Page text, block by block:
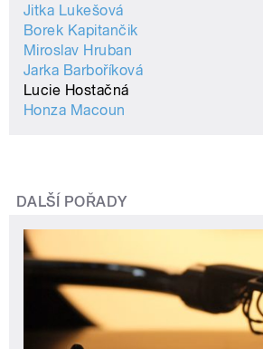
Jitka Lukešová
Borek Kapitančik
Miroslav Hruban
Jarka Barboříková
Lucie Hostačná
Honza Macoun
DALŠÍ POŘADY